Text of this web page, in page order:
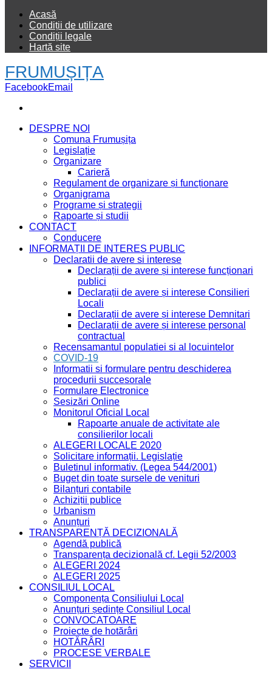
Acasă
Condiții de utilizare
Condiții legale
Hartă site
FRUMUȘIȚA
FacebookEmail
DESPRE NOI
Comuna Frumușița
Legislație
Organizare
Carieră
Regulament de organizare și funcționare
Organigrama
Programe și strategii
Rapoarte și studii
CONTACT
Conducere
INFORMAȚII DE INTERES PUBLIC
Declaratii de avere si interese
Declarații de avere și interese funcționari
publici
Declarații de avere și interese Consilieri
Locali
Declarații de avere și interese Demnitari
Declarații de avere și interese personal
contractual
Recensamantul populatiei si al locuintelor
COVID-19
Informatii si formulare pentru deschiderea
procedurii succesorale
Formulare Electronice
Sesizări Online
Monitorul Oficial Local
Rapoarte anuale de activitate ale
consilierilor locali
ALEGERI LOCALE 2020
Solicitare informații. Legislație
Buletinul informativ. (Legea 544/2001)
Buget din toate sursele de venituri
Bilanțuri contabile
Achiziții publice
Urbanism
Anunțuri
TRANSPARENȚĂ DECIZIONALĂ
Agendă publică
Transparența decizională cf. Legii 52/2003
ALEGERI 2024
ALEGERI 2025
CONSILIUL LOCAL
Componența Consiliului Local
Anunțuri ședințe Consiliul Local
CONVOCATOARE
Proiecte de hotărâri
HOTĂRÂRI
PROCESE VERBALE
SERVICII